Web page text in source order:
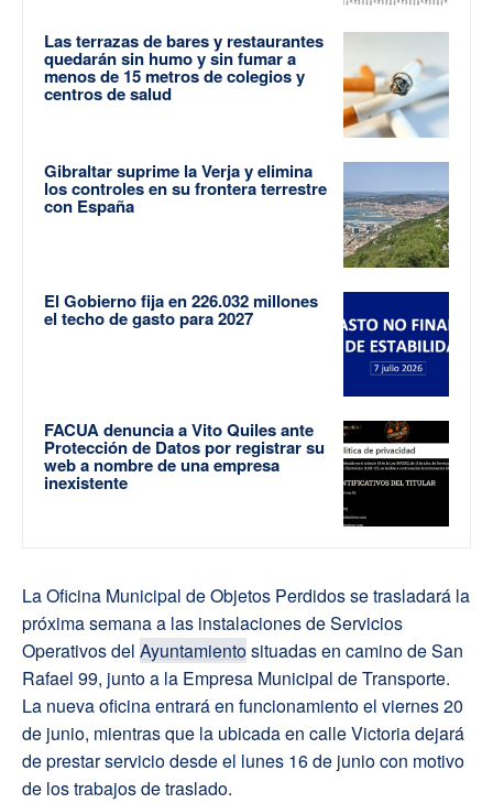
Las terrazas de bares y restaurantes
quedarán sin humo y sin fumar a
menos de 15 metros de colegios y
centros de salud
Gibraltar suprime la Verja y elimina
los controles en su frontera terrestre
con España
El Gobierno fija en 226.032 millones
el techo de gasto para 2027
FACUA denuncia a Vito Quiles ante
Protección de Datos por registrar su
web a nombre de una empresa
inexistente
La Oficina Municipal de Objetos Perdidos se trasladará la
próxima semana a las instalaciones de Servicios
Operativos del Ayuntamientosituadas en camino de San
Rafael 99, junto a la Empresa Municipal de Transporte.
La nueva oficina entrará en funcionamiento el viernes 20
de junio, mientras que la ubicada en calle Victoria dejará
de prestar servicio desde el lunes 16 de junio con motivo
de los trabajos de traslado.